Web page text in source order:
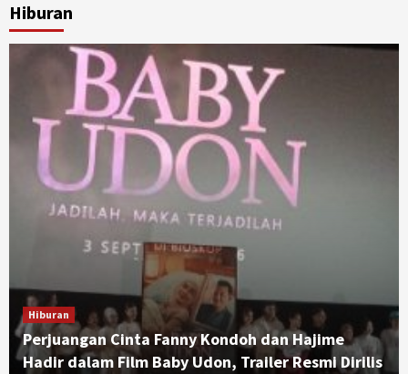
Hiburan
Hiburan
Perjuangan Cinta Fanny Kondoh dan Hajime
Hadir dalam Film Baby Udon, Trailer Resmi Dirilis